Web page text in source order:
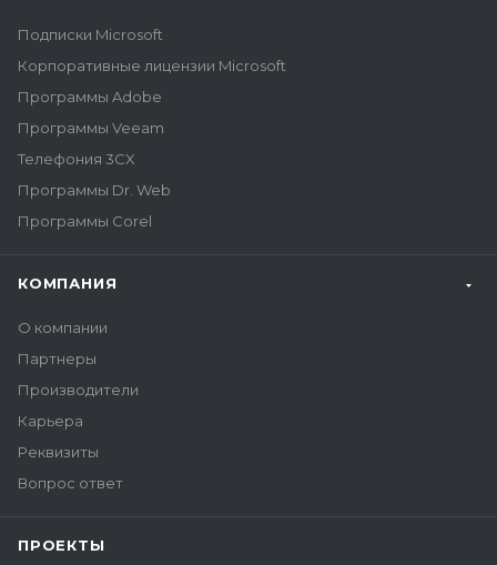
Подписки Microsoft
Корпоративные лицензии Microsoft
Программы Adobe
Программы Veeam
Телефония 3CX
Программы Dr. Web
Программы Corel
КОМПАНИЯ
О компании
Партнеры
Производители
Карьера
Реквизиты
Вопрос ответ
ПРОЕКТЫ